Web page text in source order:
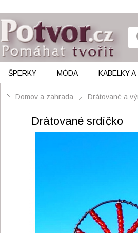
ŠPERKY MÓDA KABELKY
Domov a zahrada Drátované a
Drátované srdíčko